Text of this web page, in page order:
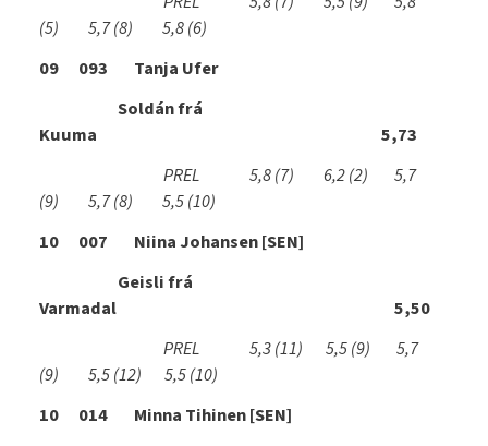
(5) 5,7(8) 5,8(6)
09 093 Tanja Ufer
Soldán frá
Kuuma 5,73
PREL 5,8(7) 6,2(2) 5,7
(9) 5,7(8) 5,5(10)
10 007 Niina Johansen [SEN]
Geisli frá
Varmadal 5,50
PREL 5,3(11) 5,5(9) 5,7
(9) 5,5(12) 5,5(10)
10 014 Minna Tihinen [SEN]